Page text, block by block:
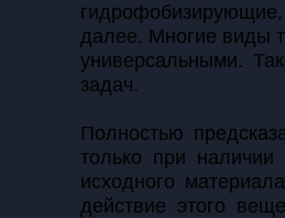
далее. Многие виды
универсальными.
задач.
Полностью
только при
исходного
действие этого